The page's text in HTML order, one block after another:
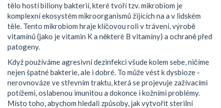
tělo hostí biliony bakterií, které tvoří tzv.mikrobiom je
komplexní ekosystém mikroorganismů žijících na a v lidském
těle. Tento mikrobiom hraje klíčovou roli v trávení, výrobě
vitamínů (jako je vitamin K a některé B vitamíny) a ochraně před
patogeny.
Když používáme agresivní dezinfekci všude kolem sebe, ničíme
nejen špatné bakterie, ale i dobré. To může vést k dysbioze -
nerovnováze ve střevním traktu, která se projevuje zažívacími
potížemi, oslabenou imunitou a dokonce i kožními problémy.
Místo toho, abychom hledali způsoby, jak vytvořit sterilní